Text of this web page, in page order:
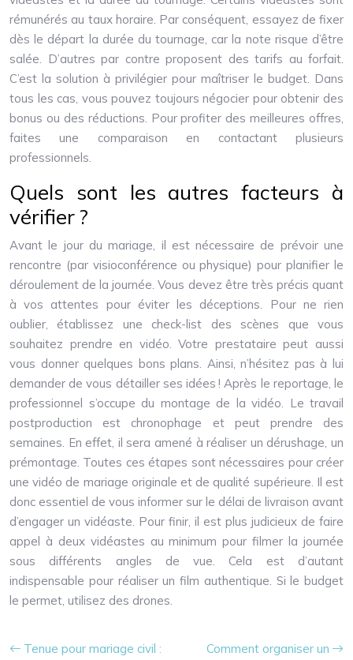
rémunérés au taux horaire. Par conséquent, essayez de fixer
dès le départ la durée du tournage, car la note risque d’être
salée. D’autres par contre proposent des tarifs au forfait.
C’est la solution à privilégier pour maîtriser le budget. Dans
tous les cas, vous pouvez toujours négocier pour obtenir des
bonus ou des réductions. Pour profiter des meilleures offres,
faites une comparaison en contactant plusieurs
professionnels.
Quels sont les autres facteurs à
vérifier ?
Avant le jour du mariage, il est nécessaire de prévoir une
rencontre (par visioconférence ou physique) pour planifier le
déroulement de la journée. Vous devez être très précis quant
à vos attentes pour éviter les déceptions. Pour ne rien
oublier, établissez une check-list des scènes que vous
souhaitez prendre en vidéo. Votre prestataire peut aussi
vous donner quelques bons plans. Ainsi, n’hésitez pas à lui
demander de vous détailler ses idées ! Après le reportage, le
professionnel s’occupe du montage de la vidéo. Le travail
postproduction est chronophage et peut prendre des
semaines. En effet, il sera amené à réaliser un dérushage, un
prémontage. Toutes ces étapes sont nécessaires pour créer
une vidéo de mariage originale et de qualité supérieure. Il est
donc essentiel de vous informer sur le délai de livraison avant
d’engager un vidéaste. Pour finir, il est plus judicieux de faire
appel à deux vidéastes au minimum pour filmer la journée
sous différents angles de vue. Cela est d’autant
indispensable pour réaliser un film authentique. Si le budget
le permet, utilisez des drones.
Tenue pour mariage civil :
Comment organiser un